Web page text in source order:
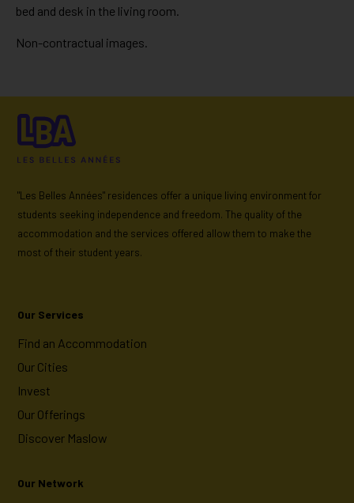
bed and desk in the living room.
Non-contractual images.
"Les Belles Années" residences offer a unique living environment for
students seeking independence and freedom. The quality of the
accommodation and the services offered allow them to make the
most of their student years.
Our Services
Find an Accommodation
Our Cities
Invest
Our Offerings
Discover Maslow
Our Network